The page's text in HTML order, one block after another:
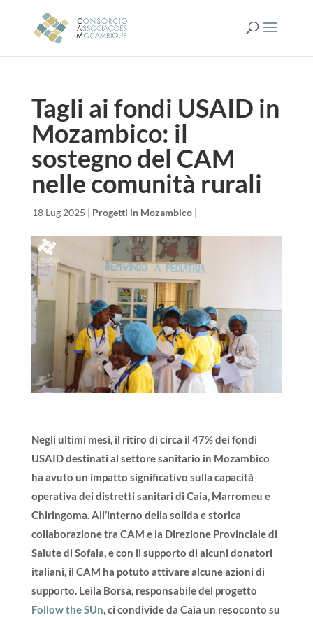
Tagli ai fondi USAID in
Mozambico: il
sostegno del CAM
nelle comunità rurali
18 Lug 2025 | Progetti in Mozambico|
Negli ultimi mesi, il ritiro di circa il 47% dei fondi
USAID destinati al settore sanitario in Mozambico
ha avuto un impatto significativo sulla capacità
operativa dei distretti sanitari di Caia, Marromeu e
Chiringoma.All’interno della solida e storica
collaborazione tra CAM e la Direzione Provinciale di
Salute di Sofala, e con il supporto di alcuni donatori
italiani, il CAM ha potuto attivare alcune azioni di
supporto. Leila Borsa, responsabile del progetto
Follow the SUn, ci condivide da Caia un resoconto su